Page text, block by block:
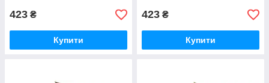
423 ₴
Купити
423 ₴
Купити